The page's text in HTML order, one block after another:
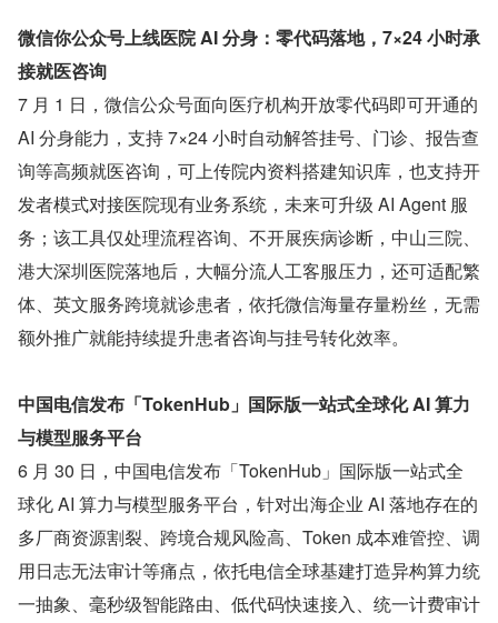
微信你公众号上线医院 AI 分身：零代码落地，7×24 小时承
接就医咨询
7 月 1 日，微信公众号面向医疗机构开放零代码即可开通的
AI 分身能力，支持 7×24 小时自动解答挂号、门诊、报告查
询等高频就医咨询，可上传院内资料搭建知识库，也支持开
发者模式对接医院现有业务系统，未来可升级 AI Agent 服
务；该工具仅处理流程咨询、不开展疾病诊断，中山三院、
港大深圳医院落地后，大幅分流人工客服压力，还可适配繁
体、英文服务跨境就诊患者，依托微信海量存量粉丝，无需
额外推广就能持续提升患者咨询与挂号转化效率。
中国电信发布「TokenHub」国际版一站式全球化 AI 算力
与模型服务平台
6 月 30 日，中国电信发布「TokenHub」国际版一站式全
球化 AI 算力与模型服务平台，针对出海企业 AI 落地存在的
多厂商资源割裂、跨境合规风险高、Token 成本难管控、调
用日志无法审计等痛点，依托电信全球基建打造异构算力统
一抽象、毫秒级智能路由、低代码快速接入、统一计费审计